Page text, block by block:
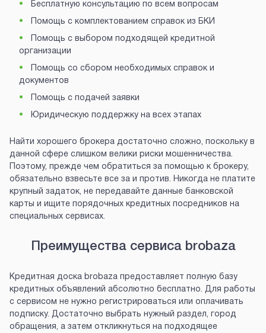
Бесплатную консультацию по всем вопросам
Помощь с комплектованием справок из БКИ
Помощь с выбором подходящей кредитной
организации
Помощь со сбором необходимых справок и
документов
Помощь с подачей заявки
Юридическую поддержку на всех этапах
Найти хорошего брокера достаточно сложно, поскольку в
данной сфере слишком велики риски мошенничества.
Поэтому, прежде чем обратиться за помощью к брокеру,
обязательно взвесьте все за и против. Никогда не платите
крупный задаток, не передавайте данные банковской
карты и ищите порядочных кредитных посредников на
специальных сервисах.
Преимущества сервиса brobaza
Кредитная доска brobaza предоставляет полную базу
кредитных объявлений абсолютно бесплатно. Для работы
с сервисом не нужно регистрироваться или оплачивать
подписку. Достаточно выбрать нужный раздел, город
обращения, а затем откликнуться на подходящее